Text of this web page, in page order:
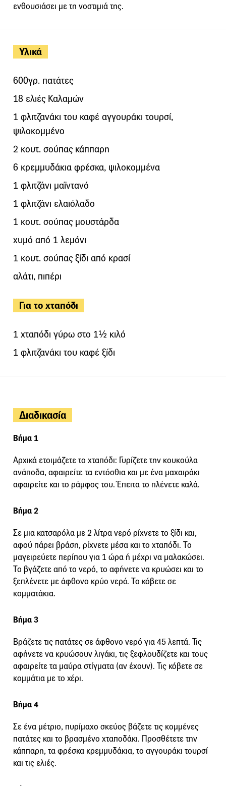
Υλικά
600γρ. πατάτες
18 ελιές Καλαμών
1 φλιτζανάκι του καφέ αγγουράκι τουρσί,
ψιλοκομμένο
2 κουτ. σούπας κάππαρη
6 κρεμμυδάκια φρέσκα, ψιλοκομμένα
1 φλιτζάνι μαϊντανό
1 φλιτζάνι ελαιόλαδο
1 κουτ. σούπας μουστάρδα
χυμό από 1 λεμόνι
1 κουτ. σούπας ξίδι από κρασί
αλάτι, πιπέρι
Για το χταπόδι
1 χταπόδι γύρω στο 1½ κιλό
1 φλιτζανάκι του καφέ ξίδι
ενθουσιάσει με τη νοστιμιά της.
Διαδικασία
Βήμα 1
Αρχικά ετοιμάζετε το χταπόδι: Γυρίζετε την κουκούλα
ανάποδα, αφαιρείτε τα εντόσθια και με ένα μαχαιράκι
αφαιρείτε και το ράμφος του. Έπειτα το πλένετε καλά.
Βήμα 2
Σε μια κατσαρόλα με 2 λίτρα νερό ρίχνετε το ξίδι και,
αφού πάρει βράση, ρίχνετε μέσα και το χταπόδι. Το
μαγειρεύετε περίπου για 1 ώρα ή μέχρι να μαλακώσει.
Το βγάζετε από το νερό, το αφήνετε να κρυώσει και το
ξεπλένετε με άφθονο κρύο νερό. Το κόβετε σε
κομματάκια.
Βήμα 3
Βράζετε τις πατάτες σε άφθονο νερό για 45 λεπτά. Τις
αφήνετε να κρυώσουν λιγάκι, τις ξεφλουδίζετε και τους
αφαιρείτε τα μαύρα στίγματα (αν έχουν). Τις κόβετε σε
κομμάτια με το χέρι.
Βήμα 4
Σε ένα μέτριο, πυρίμαχο σκεύος βάζετε τις κομμένες
πατάτες και το βρασμένο χταποδάκι. Προσθέτετε την
κάππαρη, τα φρέσκα κρεμμυδάκια, το αγγουράκι τουρσί
και τις ελιές.